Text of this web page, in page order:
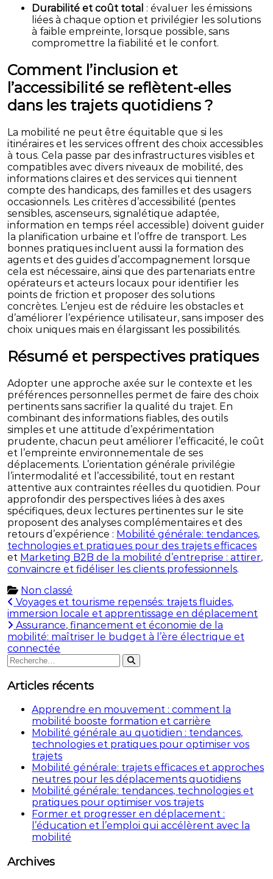
Durabilité et coût total : évaluer les émissions
liées à chaque option et privilégier les solutions
à faible empreinte, lorsque possible, sans
compromettre la fiabilité et le confort.
Comment l’inclusion et
l’accessibilité se reflètent-elles
dans les trajets quotidiens ?
La mobilité ne peut être équitable que si les
itinéraires et les services offrent des choix accessibles
à tous. Cela passe par des infrastructures visibles et
compatibles avec divers niveaux de mobilité, des
informations claires et des services qui tiennent
compte des handicaps, des familles et des usagers
occasionnels. Les critères d’accessibilité (pentes
sensibles, ascenseurs, signalétique adaptée,
information en temps réel accessible) doivent guider
la planification urbaine et l’offre de transport. Les
bonnes pratiques incluent aussi la formation des
agents et des guides d’accompagnement lorsque
cela est nécessaire, ainsi que des partenariats entre
opérateurs et acteurs locaux pour identifier les
points de friction et proposer des solutions
concrètes. L’enjeu est de réduire les obstacles et
d’améliorer l’expérience utilisateur, sans imposer des
choix uniques mais en élargissant les possibilités.
Résumé et perspectives pratiques
Adopter une approche axée sur le contexte et les
préférences personnelles permet de faire des choix
pertinents sans sacrifier la qualité du trajet. En
combinant des informations fiables, des outils
simples et une attitude d’expérimentation
prudente, chacun peut améliorer l’efficacité, le coût
et l’empreinte environnementale de ses
déplacements. L’orientation générale privilégie
l’intermodalité et l’accessibilité, tout en restant
attentive aux contraintes réelles du quotidien. Pour
approfondir des perspectives liées à des axes
spécifiques, deux lectures pertinentes sur le site
proposent des analyses complémentaires et des
retours d’expérience : Mobilité générale: tendances,
technologies et pratiques pour des trajets efficaces
et Marketing B2B de la mobilité d’entreprise : attirer,
convaincre et fidéliser les clients professionnels.
Non classé
Navigation
de
l’article
Voyages et tourisme repensés: trajets fluides,
immersion locale et apprentissage en déplacement
Assurance, financement et économie de la
mobilité: maîtriser le budget à l’ère électrique et
connectée
Rechercher
:
Rechercher
Articles récents
Apprendre en mouvement : comment la
mobilité booste formation et carrière
Mobilité générale au quotidien : tendances,
technologies et pratiques pour optimiser vos
trajets
Mobilité générale: trajets efficaces et approches
neutres pour les déplacements quotidiens
Mobilité générale: tendances, technologies et
pratiques pour optimiser vos trajets
Former et progresser en déplacement :
l’éducation et l’emploi qui accélèrent avec la
mobilité
Archives